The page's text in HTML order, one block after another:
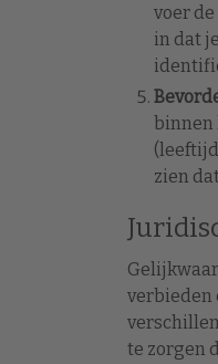
voer
in dat
binnen
zien
verbieden
te zorgen